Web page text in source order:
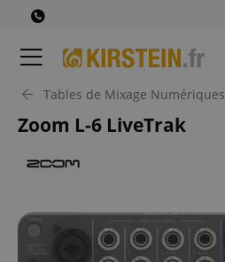
Tables de Mixage Numériques
Zoom L-6 LiveTrak